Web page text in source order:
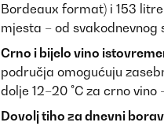
Bordeaux format) i 153
mjesta – od svakodnevnog
Crno i bijelo vino
područja omogućuju
dolje 12–20 °C za crno
Dovolj tiho za dnevni